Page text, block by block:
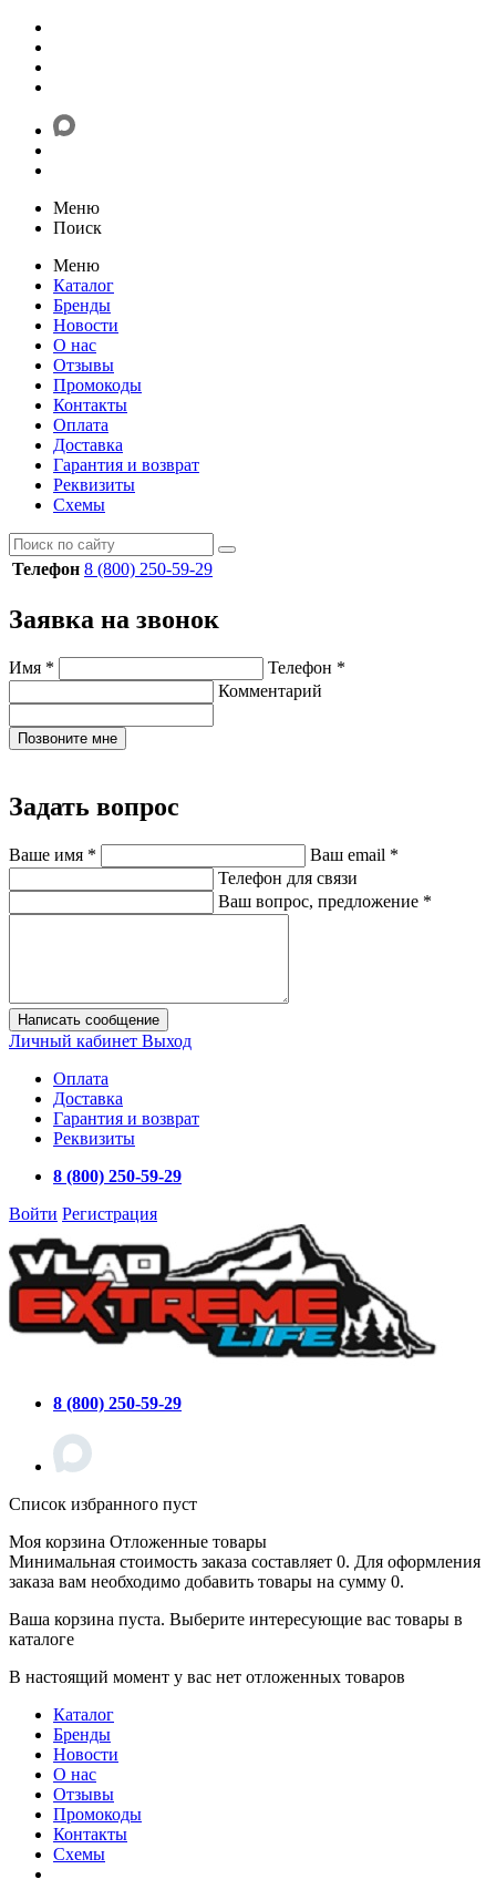
Меню
Поиск
Меню
Каталог
Бренды
Новости
О нас
Отзывы
Промокоды
Контакты
Оплата
Доставка
Гарантия и возврат
Реквизиты
Схемы
Телефон 8 (800) 250-59-29
Заявка на звонок
Имя * Телефон *
Комментарий
Позвоните мне
Задать вопрос
Ваше имя * Ваш email *
Телефон для связи
Ваш вопрос, предложение *
Написать сообщение
Личный кабинет Выход
Оплата
Доставка
Гарантия и возврат
Реквизиты
8 (800) 250-59-29
Войти Регистрация
8 (800) 250-59-29
Список избранного пуст
Моя корзина Отложенные товары
Минимальная стоимость заказа составляет 0. Для оформления
заказа вам необходимо добавить товары на сумму 0.
Ваша корзина пуста. Выберите интересующие вас товары в
каталоге
В настоящий момент у вас нет отложенных товаров
Каталог
Бренды
Новости
О нас
Отзывы
Промокоды
Контакты
Схемы